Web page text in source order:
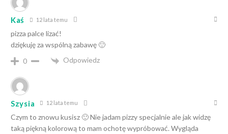
Kaś 12 lata temu
pizza palce lizać!
dziękuję za wspólną zabawę 🙂
0
Odpowiedz
Szysia 12 lata temu
Czym to znowu kusisz 🙂 Nie jadam pizzy specjalnie ale jak widzę
taką piękną kolorową to mam ochotę wypróbować. Wygląda